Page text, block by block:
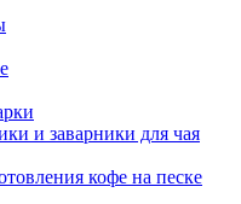
и заварники для чая
кофе на песке